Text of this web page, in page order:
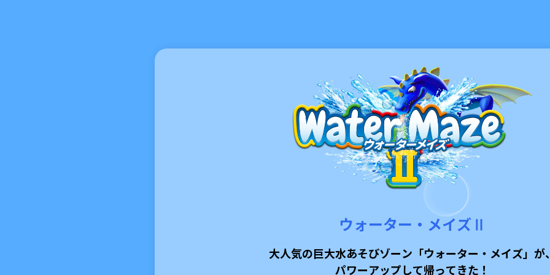
ウォーター・メイズⅡ
大人気の巨大水あそびゾーン 「ウォーター・メイズ」が
パワーアップして帰ってきた！